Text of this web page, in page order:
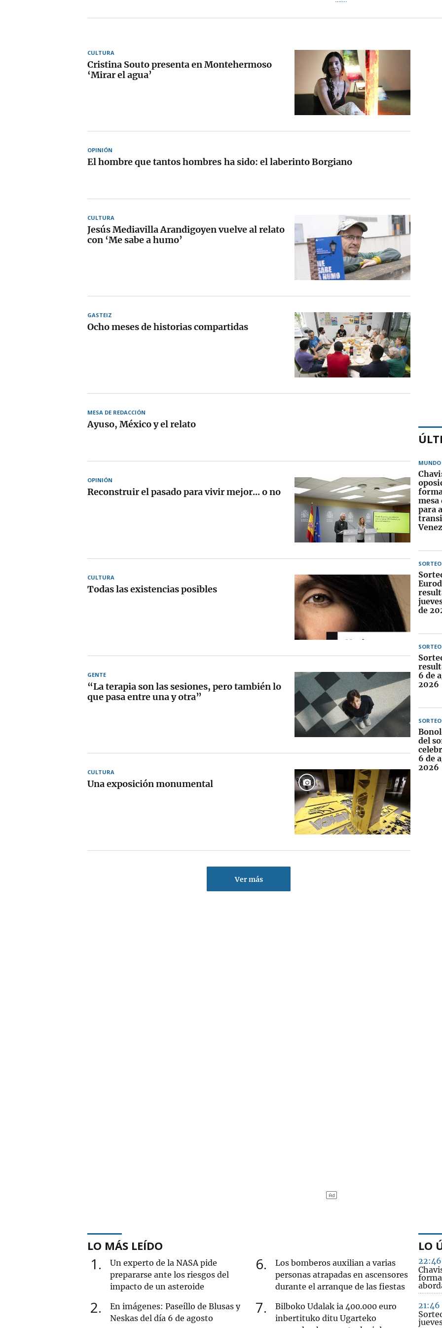
CULTURA
Cristina Souto presenta en Montehermoso
‘Mirar el agua’
OPINIÓN
El hombre que tantos hombres ha sido: el laberinto Borgiano
CULTURA
Jesús Mediavilla Arandigoyen vuelve al relato
con ‘Me sabe a humo’
GASTEIZ
Ocho meses de historias compartidas
MESA DE REDACCIÓN
Ayuso, México y el relato
OPINIÓN
Reconstruir el pasado para vivir mejor... o no
CULTURA
Todas las existencias posibles
GENTE
“La terapia son las sesiones, pero también lo
que pasa entre una y otra”
CULTURA
Una exposición monumental
Ver más
MUNDO
mesa
para
de
6 de
2026
del
6 de
2026
LO MÁS LEÍDO
1
Un experto de la NASA pide
prepararse ante los riesgos del
impacto de un asteroide
2
En imágenes: Paseíllo de Blusas y
Neskas del día 6 de agosto
6
Los bomberos auxilian a varias
personas atrapadas en ascensores
durante el arranque de las fiestas
7
Bilboko Udalak ia 400.000 euro
inbertituko ditu Ugarteko
LO
22:46
21:46